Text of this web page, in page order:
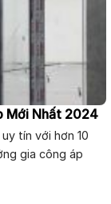
Mới Nhất 2024
tín với hơn 10
gia công áp